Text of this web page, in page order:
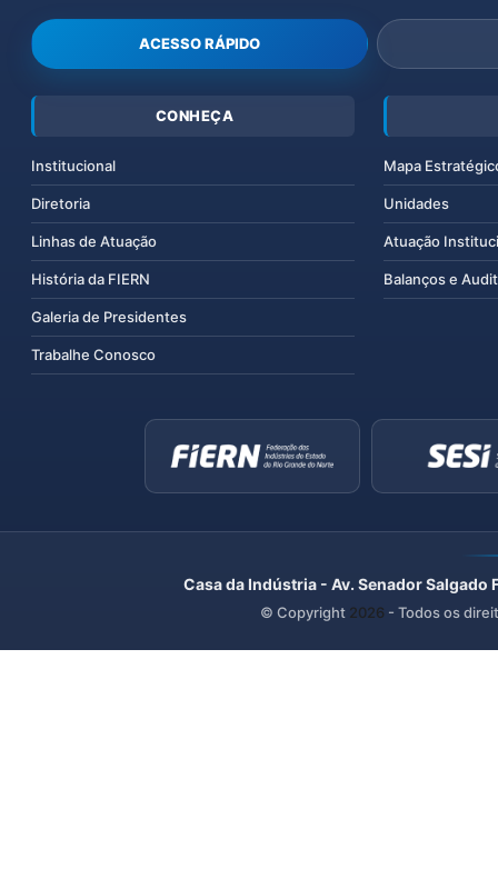
ACESSO RÁPIDO
CONHEÇA
Institucional
Diretoria
Linhas de Atuação
História da FIERN
Galeria de Presidentes
Trabalhe Conosco
Mapa
Unidades
Atuação
Balanços e
Casa da Indústria - Av. Senador
© Copyright 2026 - Todos os